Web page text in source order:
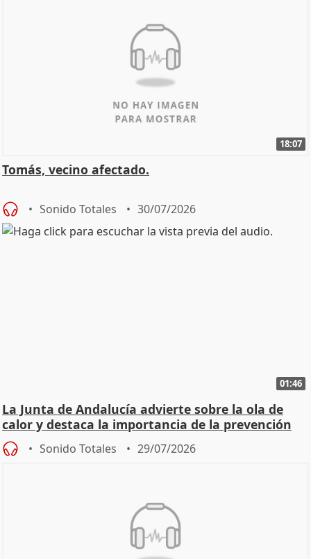
18:07
Tomás, vecino afectado.
Sonido Totales 30/07/2026
01:46
La Junta de Andalucía advierte sobre la ola de
calor y destaca la importancia de la prevención
Sonido Totales 29/07/2026